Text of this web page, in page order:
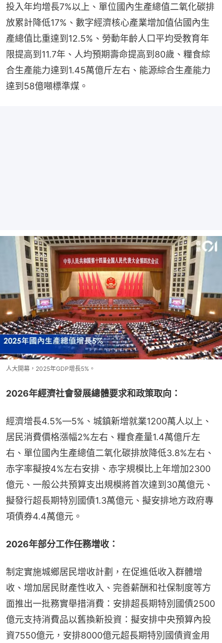
投入年均增長7%以上、單位國內生產總值二氧化碳排
放累計降低17%、數字經濟核心產業增加值佔國內生
產總值比重達到12.5%、勞動年齡人口平均受教育年
限提高到11.7年、人均預期壽命提高到80歲、糧食綜
合生產能力達到1.45萬億斤左右、能源綜合生產能力
達到58億噸標準煤。
人大開幕，2025年GDP增長5%。
2026年經濟社會發展總體要求和政策取向：
經濟增長4.5%—5%、城鎮新增就業1200萬人以上、
居民消費價格漲幅2%左右、糧食產量1.4萬億斤左
右、單位國內生產總值二氧化碳排放降低3.8%左右、
赤字率擬按4%左右安排、赤字規模比上年增加2300
億元、一般公共預算支出規模將首次達到30萬億元、
擬發行超長期特別國債1.3萬億元、擬安排地方政府專
項債券4.4萬億元。
2026年部分工作任務增收：
制定實施城鄉居民增收計劃，在促進低收入群體增
收、增加居民財產性收入、完善薪酬和社保制度等方
面推出一批務實舉措消費：安排超長期特別國債2500
億元支持消費品以舊換新投資：擬安排中央預算內投
資7550億元，安排8000億元超長期特別國債資金用